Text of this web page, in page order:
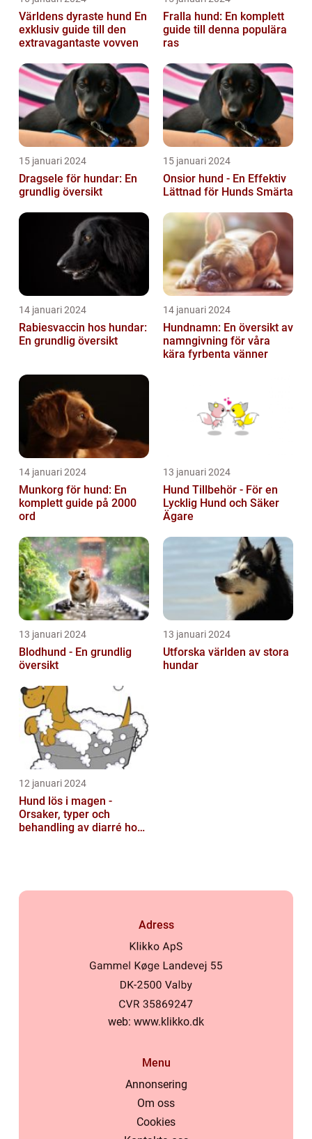
Världens dyraste hund En
exklusiv guide till den
extravagantaste vovven
Fralla hund: En komplett
guide till denna populära
ras
15 januari 2024
Dragsele för hundar: En
grundlig översikt
15 januari 2024
Onsior hund - En Effektiv
Lättnad för Hunds Smärta
14 januari 2024
Rabiesvaccin hos hundar:
En grundlig översikt
14 januari 2024
Hundnamn: En översikt av
namngivning för våra
kära fyrbenta vänner
14 januari 2024
Munkorg för hund: En
komplett guide på 2000
ord
13 januari 2024
Hund Tillbehör - För en
Lycklig Hund och Säker
Ägare
13 januari 2024
Blodhund - En grundlig
översikt
13 januari 2024
Utforska världen av stora
hundar
12 januari 2024
Hund lös i magen -
Orsaker, typer och
behandling av diarré hos
Adress
web: www.klikko.dk
Menu
Annonsering
Om oss
Cookies